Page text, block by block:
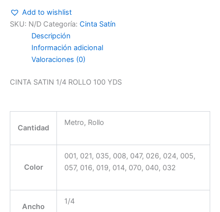
Add to wishlist
SKU: N/D Categoría: Cinta Satín
Descripción
Información adicional
Valoraciones (0)
CINTA SATIN 1/4 ROLLO 100 YDS
Cantidad
Metro, Rollo
Color
001, 021, 035, 008, 047, 026, 024, 005,
057, 016, 019, 014, 070, 040, 032
Ancho
1/4